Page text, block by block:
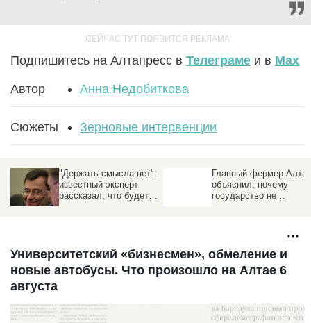
Подпишитесь на Алтапресс в Телеграме и в Max
Автор Анна Недобиткова
Сюжеты Зерновые интервенции
"Держать смысла нет":
известный эксперт
рассказал, что будет с
Главный фермер Алтая
объяснил, почему
государство не
Университетский «бизнесмен», обмеление и
новые автобусы. Что произошло на Алтае 6
августа